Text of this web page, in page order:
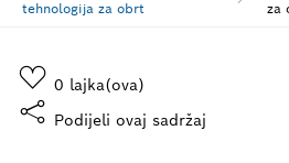
tehnologija za obrt
za
0 lajka(ova)
Podijeli ovaj sadržaj